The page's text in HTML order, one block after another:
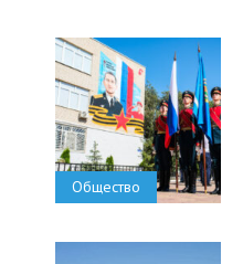
Общество